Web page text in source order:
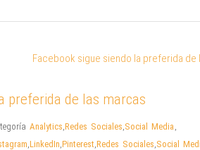
preferida de las marcas
Analytics,Redes Sociales,Social Media ,
,LinkedIn,Pinterest,Redes Sociales,Social